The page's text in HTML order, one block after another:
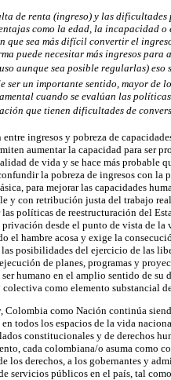
de renta (ingreso) y las
como la edad, la incapacidad
que sea más difícil convertir el
puede necesitar más ingresos
aunque sea posible regularlas) eso
ser un importante sentido, mayor de
cuando se evalúan las
que tienen dificultades de
ingresos y pobreza de
aumentar la capacidad para ser
de vida y se hace más probable
la pobreza de ingresos con la
para mejorar las capacidades
y con retribución justa del trabajo
las políticas de reestructuración del
desde el punto de vista de
el hambre acosa y exige la
posibilidades del ejercicio de las
de planes, programas y
humano en el amplio sentido de su
como elemento substancial
Colombia como Nación continúa
todos los espacios de la vida
constitucionales y de derechos
cada colombiana/o asuma como
los derechos, a los gobernantes y
servicios públicos en el país, tal